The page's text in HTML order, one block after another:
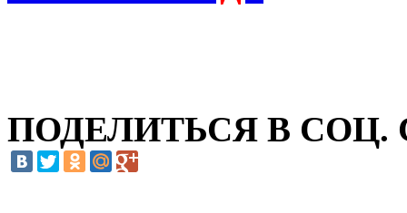
ПОДЕЛИТЬСЯ В СОЦ.